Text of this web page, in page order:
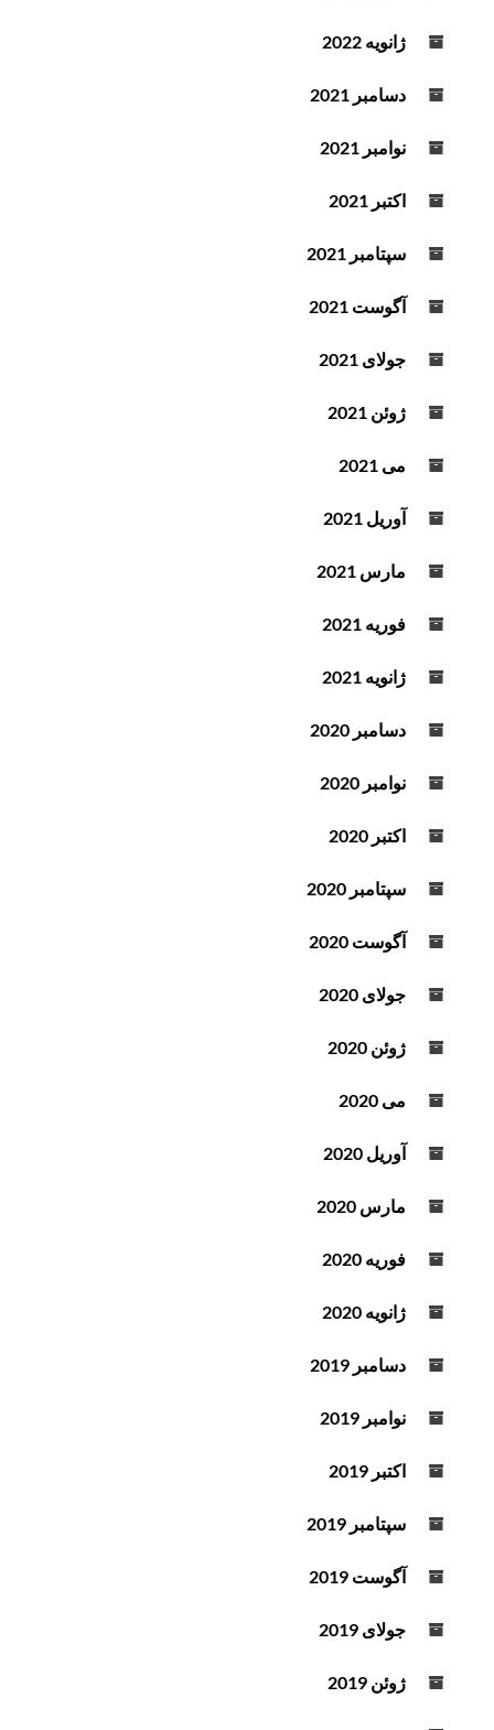
ژانویه 2022
دسامبر 2021
نوامبر 2021
اکتبر 2021
سپتامبر 2021
آگوست 2021
جولای 2021
ژوئن 2021
می 2021
آوریل 2021
مارس 2021
فوریه 2021
ژانویه 2021
دسامبر 2020
نوامبر 2020
اکتبر 2020
سپتامبر 2020
آگوست 2020
جولای 2020
ژوئن 2020
می 2020
آوریل 2020
مارس 2020
فوریه 2020
ژانویه 2020
دسامبر 2019
نوامبر 2019
اکتبر 2019
سپتامبر 2019
آگوست 2019
جولای 2019
ژوئن 2019